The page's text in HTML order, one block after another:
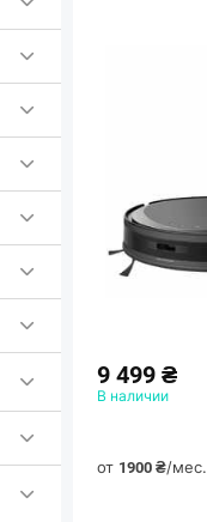
9 499 ₴
В наличии
от 1900 ₴/мес.